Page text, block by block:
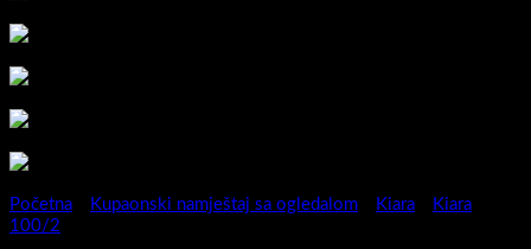
Početna Kupaonski namještaj sa ogledalom Kiara
Kiara
100/2